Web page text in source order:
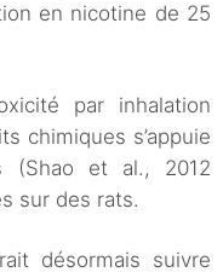
en nicotine de 25
par inhalation
chimiques s’appuie
(Shao et al., 2012
sur des rats.
désormais suivre